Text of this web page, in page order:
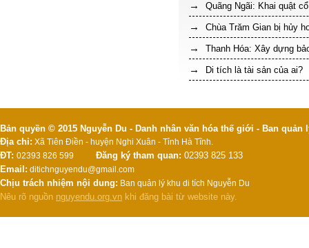
Quãng Ngãi: Khai quật
Chùa Trăm Gian bị hủy
Thanh Hóa: Xây dựng
Di tích là tài sản của ai?
Bản quyền © 2015 Nguyễn Du - Danh nhân văn hóa thế giới - Ban
Địa chỉ: Xã Tiên Điền - huyện Nghi Xuân - Tỉnh Hà Tĩnh.
ĐT: 02393 826 599 Đăng ký tham quan: 02393 825 133
Email: ditichnguyendu@gmail.com
Chịu trách nhiệm nội dung: Ban quản lý khu di tích Nguyễn Du
Nêu rõ nguồn nguyendu.org.vn khi đăng bài từ website này.